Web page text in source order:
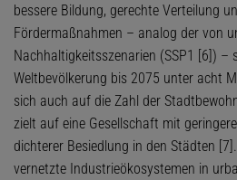
bessere Bildung, gerechte Verteilung
Fördermaßnahmen – analog der von
Nachhaltigkeitsszenarien (SSP1 [6]) –
Weltbevölkerung bis 2075 unter acht
sich auch auf die Zahl der
zielt auf eine Gesellschaft mit
dichterer Besiedlung in den Städten
vernetzte Industrieökosystemen in